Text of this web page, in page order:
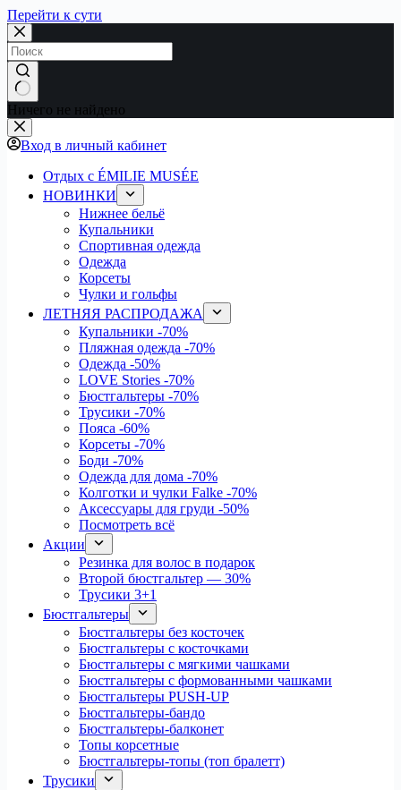
Перейти к сути
Ничего не найдено
Вход в личный кабинет
Отдых с ÉMILIE MUSÉE
НОВИНКИ
Нижнее бельё
Купальники
Спортивная одежда
Одежда
Корсеты
Чулки и гольфы
ЛЕТНЯЯ РАСПРОДАЖА
Купальники -70%
Пляжная одежда -70%
Одежда -50%
LOVE Stories -70%
Бюстгальтеры -70%
Трусики -70%
Пояса -60%
Корсеты -70%
Боди -70%
Одежда для дома -70%
Колготки и чулки Falke -70%
Аксессуары для груди -50%
Посмотреть всё
Акции
Резинка для волос в подарок
Второй бюстгальтер — 30%
Трусики 3+1
Бюстгальтеры
Бюстгальтеры без косточек
Бюстгальтеры с косточками
Бюстгальтеры с мягкими чашками
Бюстгальтеры с формованными чашками
Бюстгальтеры PUSH-UP
Бюстгальтеры-бандо
Бюстгальтеры-балконет
Топы корсетные
Бюстгальтеры-топы (топ бралетт)
Трусики